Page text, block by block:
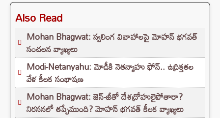
Also Read
Mohan Bhagwat: స్వలింగ వివాహాలపై మోహన్ భగవత్
సంచలన వ్యాఖ్యలు
Modi-Netanyahu: మోడీకి నెతన్యాహు ఫోన్.. ఉద్రిక్తతల
వేళ కీలక సంభాషణ
Mohan Bhagwat: జెన్-జీతో దేశద్రోహులైపోతారా?
నిరసనలో తప్పేముంది? మోహన్ భగవత్ కీలక వ్యాఖ్యలు